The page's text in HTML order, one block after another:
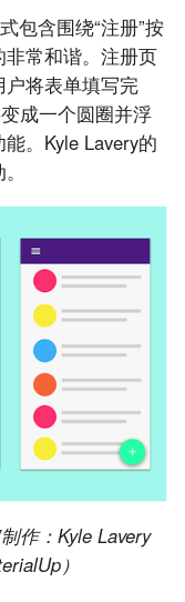
包含围绕“注册”按
常和谐。注册页
将表单填写完
成一个圆圈并浮
。Kyle Lavery的
作：Kyle Lavery
）